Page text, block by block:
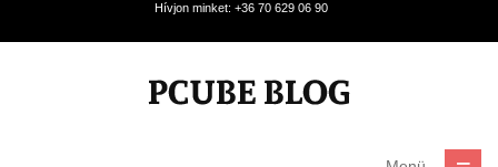
Hívjon minket: +36 70 629 06 90